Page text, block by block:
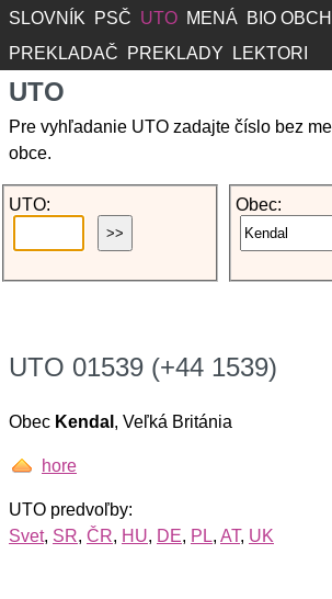
SLOVNÍK PSČ UTO MENÁ
BIO
PREKLADAČ
PREKLADY LEKTORI
UTO
Pre vyhľadanie UTO zadajte číslo bez
obce.
UTO: Obec:
UTO 01539 (+44 1539)
Obec Kendal , Veľká Británia
hore
UTO predvoľby:
Svet, SR, ČR, HU, DE, PL, AT, UK